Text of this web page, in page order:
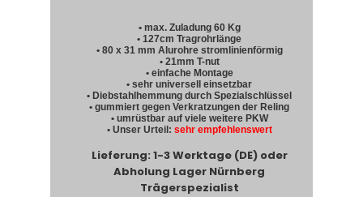
• max. Zuladung 60 Kg
• 127cm Tragrohrlänge
• 80 x 31 mm Alurohre stromlinienförmig
• 21mm T-nut
• einfache Montage
• sehr universell einsetzbar
• Diebstahlhemmung durch Spezialschlüssel
• gummiert gegen Verkratzungen der Reling
• umrüstbar auf viele weitere PKW
• Unser Urteil: sehr empfehlenswert
Lieferung: 1-3 Werktage (DE) oder
Abholung Lager Nürnberg
Trägerspezialist